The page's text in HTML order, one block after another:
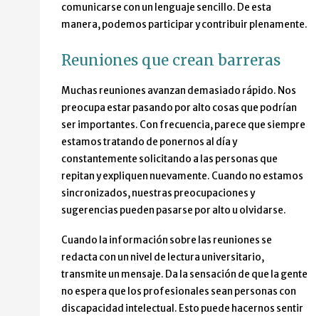
comunicarse con un lenguaje sencillo. De esta
manera, podemos participar y contribuir plenamente.
Reuniones que crean barreras
Muchas reuniones avanzan demasiado rápido. Nos
preocupa estar pasando por alto cosas que podrían
ser importantes. Con frecuencia, parece que siempre
estamos tratando de ponernos al día y
constantemente solicitando a las personas que
repitan y expliquen nuevamente. Cuando no estamos
sincronizados, nuestras preocupaciones y
sugerencias pueden pasarse por alto u olvidarse.
Cuando la información sobre las reuniones se
redacta con un nivel de lectura universitario,
transmite un mensaje. Da la sensación de que la gente
no espera que los profesionales sean personas con
discapacidad intelectual. Esto puede hacernos sentir